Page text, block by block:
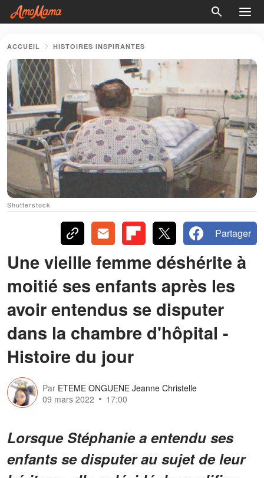
ACCUEIL HISTOIRES INSPIRANTES
Shutterstock
Partager
Une vieille femme déshérite à
moitié ses enfants après les
avoir entendus se disputer
dans la chambre d'hôpital -
Histoire du jour
Par ETEME ONGUENE Jeanne Christelle
09 mars 2022
17:00
Lorsque Stéphanie a entendu ses
enfants se disputer au sujet de leur